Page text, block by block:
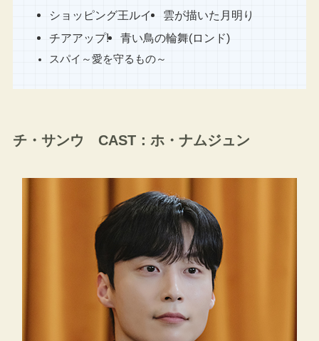
ショッピング王ルイ 雲が描いた月明り
チアアップ! 青い鳥の輪舞(ロンド)
スパイ～愛を守るもの～
チ・サンウ CAST：ホ・ナムジュン